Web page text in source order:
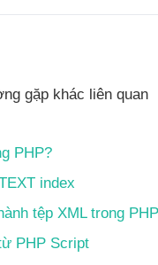
gặp khác liên quan
PHP?
index
tệp XML trong
PHP Script